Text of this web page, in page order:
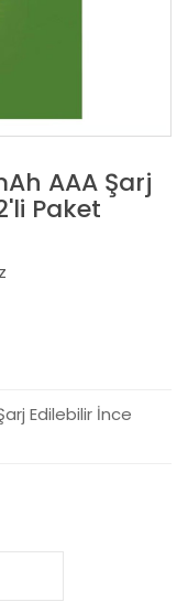
AAA Şarj
Paket
Edilebilir İnce